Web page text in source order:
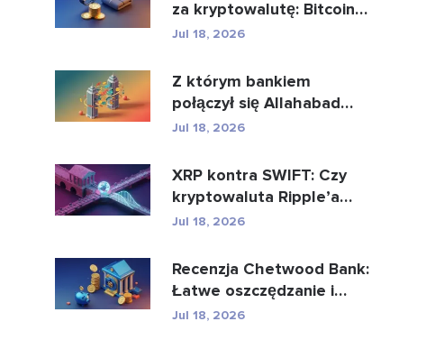
za kryptowalutę: Bitcoin,
płatności i i...
Jul 18, 2026
Z którym bankiem
połączył się Allahabad
Bank? Pełna historia...
Jul 18, 2026
XRP kontra SWIFT: Czy
kryptowaluta Ripple’a
może zastąpić glo...
Jul 18, 2026
Recenzja Chetwood Bank:
Łatwe oszczędzanie i
bezpieczna bankowo�...
Jul 18, 2026